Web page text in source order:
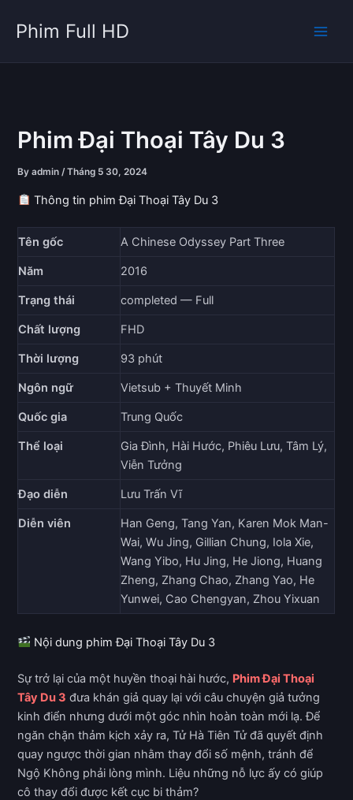
Phim Full HD
Phim Đại Thoại Tây Du 3
Byadmin/Tháng 5 30, 2024
Thông tin phim Đại Thoại Tây Du 3
Tên gốc A Chinese Odyssey Part Three
Năm 2016
Trạng thái completed — Full
Chất lượng FHD
Thời lượng 93 phút
Ngôn ngữ Vietsub + Thuyết Minh
Quốc gia Trung Quốc
Thể loại
Gia Đình, Hài Hước, Phiêu Lưu, Tâm Lý,
Viễn Tưởng
Đạo diễn Lưu Trấn Vĩ
Diễn viên
Han Geng, Tang Yan, Karen Mok Man-
Wai, Wu Jing, Gillian Chung, Iola Xie,
Wang Yibo, Hu Jing, He Jiong, Huang
Zheng, Zhang Chao, Zhang Yao, He
Yunwei, Cao Chengyan, Zhou Yixuan
Nội dung phim Đại Thoại Tây Du 3
Sự trở lại của một huyền thoại hài hước, Phim Đại Thoại
Tây Du 3 đưa khán giả quay lại với câu chuyện giả tưởng
kinh điển nhưng dưới một góc nhìn hoàn toàn mới lạ. Để
ngăn chặn thảm kịch xảy ra, Tử Hà Tiên Tử đã quyết định
quay ngược thời gian nhằm thay đổi số mệnh, tránh để
Ngộ Không phải lòng mình. Liệu những nỗ lực ấy có giúp
cô thay đổi được kết cục bi thảm?